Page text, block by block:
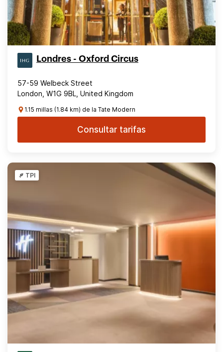
Londres - Oxford Circus
57-59 Welbeck Street
London, W1G 9BL, United Kingdom
1.15 millas (1.84 km) de la Tate Modern
Consultar tarifas
TPI